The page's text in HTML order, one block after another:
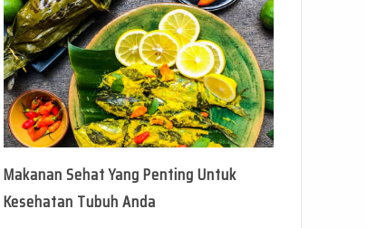
Makanan Sehat Yang Penting Untuk
Kesehatan Tubuh Anda